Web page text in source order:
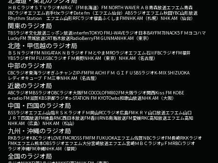
ＨＢＣラジオＳＴＶラジオAIR-G'（FM北海道） FM NORTH WAVEＲＡＢ青森放送エフエム青森
IBCラジオエフエム岩手tbcラジオDate fm（エフエム仙台） ABSラジオエフエム秋田YBC山形放送
Rhythm Station エフエム山形RFCラジオ福島ふくしまFMNHK AM（札幌） NHK AM（仙台）
関東のラジオ局
TBSラジオ文化放送ニッポン放送interfmTOKYO FMJ-WAVEラジオ日本BAYFM78NACK5 ＦＭヨコハマ
LuckyFM 茨城放送CRT栃木放送RadioBerryFM GUNMANHK AM（東京）
北陸・甲信越のラジオ局
ＢＳＮラジオFM NIIGATAＫＮＢラジオ ＦＭとやまMROラジオエフエム石川FBCラジオFM福井
YBSラジオFM FUJISBCラジオ ＦＭ長野NHK AM（東京） NHK AM（名古屋）
中部のラジオ局
CBCラジオ東海ラジオぎふチャンZIP-FMFM AICHI ＦＭ ＧＩＦＵ SBSラジオK-MIX SHIZUOKA
レディオキューブ ＦＭ三重NHK AM（名古屋）
近畿のラジオ局
ABCラジオMBSラジオOBCラジオ大阪FM COCOLOFM802FM大阪ラジオ関西Kiss FM KOBE
e-radio FM滋賀KBS京都ラジオα-STATION FM KYOTOwbs和歌山放送NHK AM（大阪）
中国・四国のラジオ局
BSSラジオエフエム山陰ＲＳＫラジオ ＦＭ岡山RCCラジオ広島FM ＫＲＹ山口放送エフエム山口
ＪＲＴ四国放送FM徳島RNC西日本放送FM香川RNB南海放送FM愛媛RKC高知放送エフエム高知
NHK AM（広島） NHK AM（松山）
九州・沖縄のラジオ局
RKBラジオKBCラジオLOVE FMCROSS FMFM FUKUOKAエフエム佐賀NBCラジオFM長崎RKKラジオ
FMKエフエム熊本OBSラジオエフエム大分宮崎放送エフエム宮崎ＭＢＣラジオμＦＭRBCiラジオ
ラジオ沖縄FM沖縄NHK AM（福岡）
全国のラジオ局